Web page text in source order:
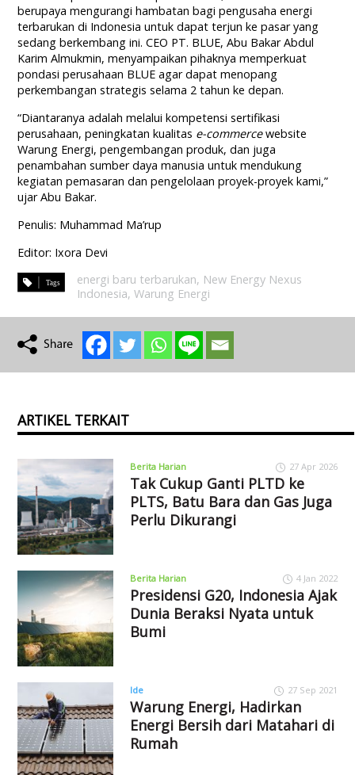
berupaya mengurangi hambatan bagi pengusaha energi
terbarukan di Indonesia untuk dapat terjun ke pasar yang
sedang berkembang ini. CEO PT. BLUE, Abu Bakar Abdul
Karim Almukmin, menyampaikan pihaknya memperkuat
pondasi perusahaan BLUE agar dapat menopang
perkembangan strategis selama 2 tahun ke depan.
“Diantaranya adalah melalui kompetensi sertifikasi
perusahaan, peningkatan kualitas e-commercewebsite
Warung Energi, pengembangan produk, dan juga
penambahan sumber daya manusia untuk mendukung
kegiatan pemasaran dan pengelolaan proyek-proyek kami,”
ujar Abu Bakar.
Penulis: Muhammad Ma’rup
Editor: Ixora Devi
energi baru terbarukan, New Energy Nexus
Indonesia,Warung Energi
ARTIKEL TERKAIT
Berita Harian 27 Apr 2026
Tak Cukup Ganti PLTD ke
PLTS, Batu Bara dan Gas Juga
Perlu Dikurangi
Berita Harian 4 Jan 2022
Presidensi G20, Indonesia Ajak
Dunia Beraksi Nyata untuk
Bumi
Ide 27 Sep 2021
Warung Energi, Hadirkan
Energi Bersih dari Matahari di
Rumah